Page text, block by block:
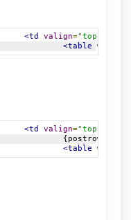
<td valign="top"
<table
width
<td valign="top"
<table
width